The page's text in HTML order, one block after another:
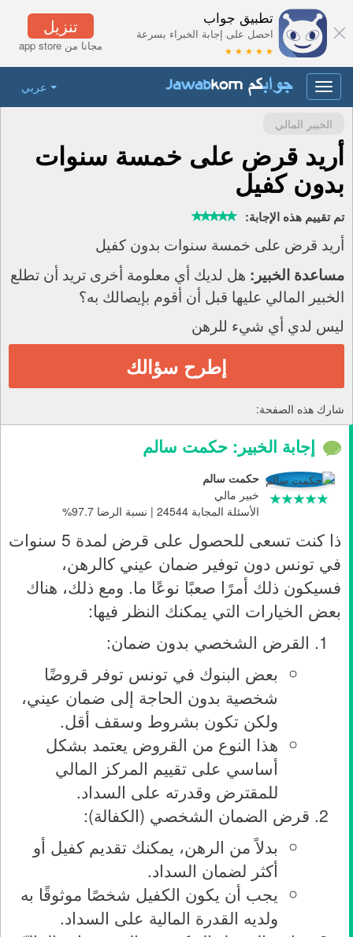
تنزيل
مجانا من app store
تطبيق جواب
احصل على إجابة الخبراء بسرعة
★ ★ ★ ★ ★
عربي
Toggle
navigation
الخبير المالي
أريد قرض على خمسة سنوات
بدون كفيل
تم تقييم هذه الإجابة:
أريد قرض على خمسة سنوات بدون كفيل
مساعدة الخبير: هل لديك أي معلومة أخرى تريد أن تطلع
الخبير المالي عليها قبل أن أقوم بإيصالك به؟
ليس لدي أي شيء للرهن
إطرح سؤالك
شارك هذه الصفحة:
إجابة الخبير: حكمت سالم
حكمت سالم
خبير مالي
الأسئلة المجابة 24544 | نسبة الرضا 97.7%
ذا كنت تسعى للحصول على قرض لمدة 5 سنوات
في تونس دون توفير ضمان عيني كالرهن،
فسيكون ذلك أمرًا صعبًا نوعًا ما. ومع ذلك، هناك
بعض الخيارات التي يمكنك النظر فيها:
القرض الشخصي بدون ضمان:
بعض البنوك في تونس توفر قروضًا
شخصية بدون الحاجة إلى ضمان عيني،
ولكن تكون بشروط وسقف أقل.
هذا النوع من القروض يعتمد بشكل
أساسي على تقييم المركز المالي
للمقترض وقدرته على السداد.
قرض الضمان الشخصي (الكفالة):
بدلاً من الرهن، يمكنك تقديم كفيل أو
أكثر لضمان السداد.
يجب أن يكون الكفيل شخصًا موثوقًا به
ولديه القدرة المالية على السداد.